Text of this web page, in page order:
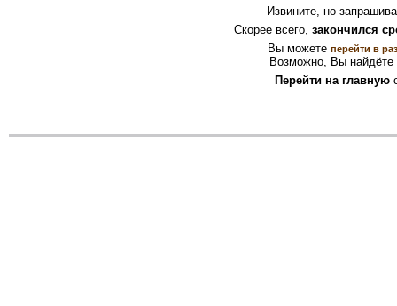
Извините, но
Скорее всего, закончился
Вы можете перейти в
Возможно, Вы найдёте
Перейти на главную